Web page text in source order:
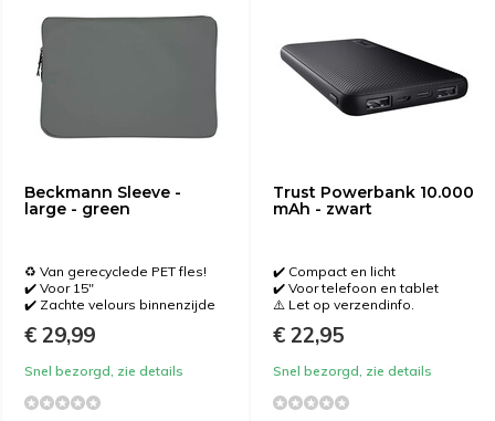
Beckmann Sleeve -
large - green
♻️ Van gerecyclede PET fles!
✔️ Voor 15"
✔️ Zachte velours binnenzijde
€ 29,99
Snel bezorgd, zie details
Trust Powerbank 10.000
mAh - zwart
✔️ Compact en licht
✔️ Voor telefoon en tablet
⚠️ Let op verzendinfo.
€ 22,95
Snel bezorgd, zie details